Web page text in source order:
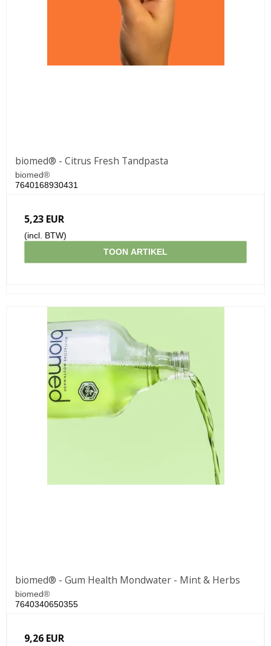
biomed® - Citrus Fresh Tandpasta
biomed®
7640168930431
5,23 EUR
(incl. BTW)
TOON ARTIKEL
biomed® - Gum Health Mondwater - Mint & Herbs
biomed®
7640340650355
9,26 EUR